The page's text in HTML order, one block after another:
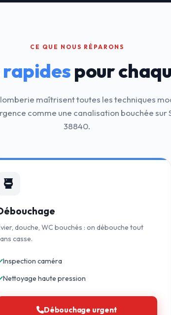
CE QUE NOUS RÉPARONS
rapidespour
maîtrisent toutes les techniques
comme une canalisation bouchée sur
38840.
douche, WC bouchés : on débouche tout
casse.
Inspection caméra
Nettoyage haute pression
Débouchage urgent